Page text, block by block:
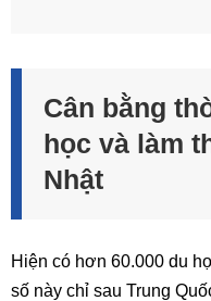
Cân bằng
học và làm
Nhật
Hiện có hơn 60.000 du
số này chỉ sau Trung